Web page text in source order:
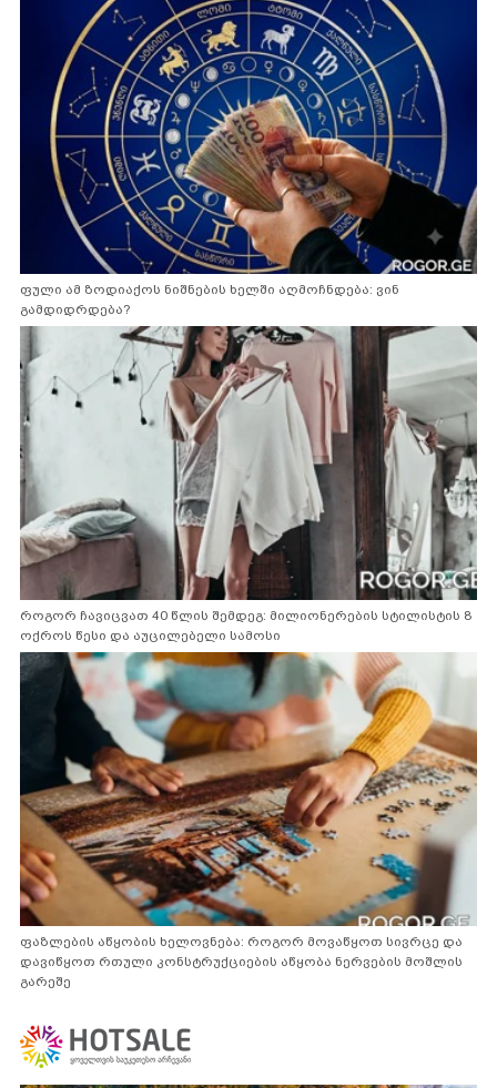
ფული ამ ზოდიაქოს ნიშნების ხელში აღმოჩნდება: ვინ
გამდიდრდება?
როგორ ჩავიცვათ 40 წლის შემდეგ: მილიონერების სტილისტის 8
ოქროს წესი და აუცილებელი სამოსი
ფაზლების აწყობის ხელოვნება: როგორ მოვაწყოთ სივრცე და
დავიწყოთ რთული კონსტრუქციების აწყობა ნერვების მოშლის
გარეშე